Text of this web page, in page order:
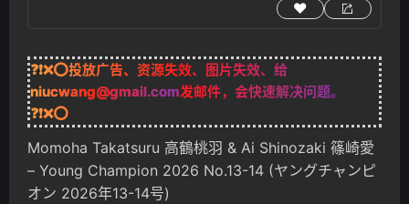
❓❗❌⭕投放广告、资源失效、图片失效、给
niucwang@gmail.com发邮件，会快速解决问题。
❓❗❌⭕
Momoha Takatsuru 高鶴桃羽 & Ai Shinozaki 篠崎愛
– Young Champion 2026 No.13-14 (ヤングチャンピ
オン 2026年13-14号)